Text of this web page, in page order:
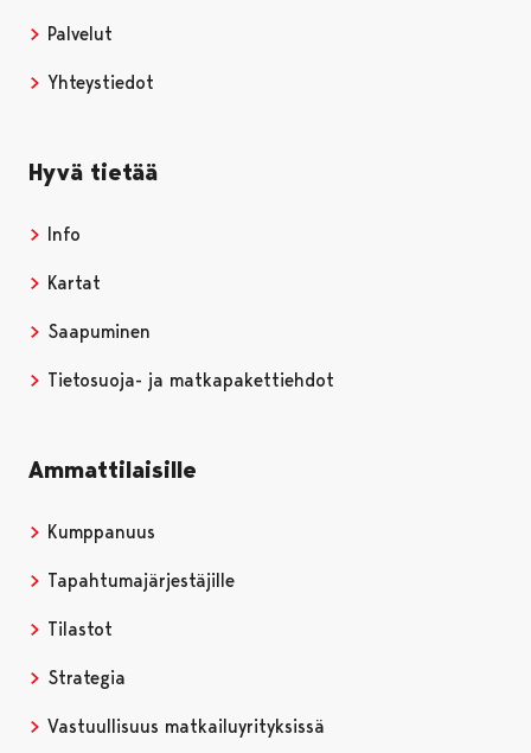
Palvelut
Yhteystiedot
Hyvä tietää
Info
Kartat
Saapuminen
Tietosuoja- ja matkapakettiehdot
Ammattilaisille
Kumppanuus
Tapahtumajärjestäjille
Tilastot
Strategia
Vastuullisuus matkailuyrityksissä